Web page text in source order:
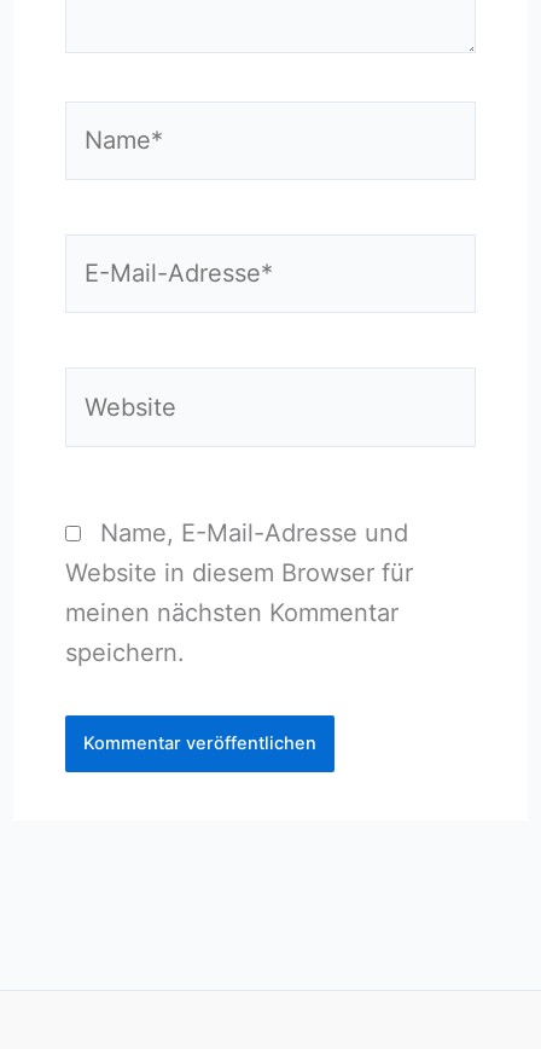
Name, E-Mail-Adresse und
Website in diesem Browser für
meinen nächsten Kommentar
speichern.